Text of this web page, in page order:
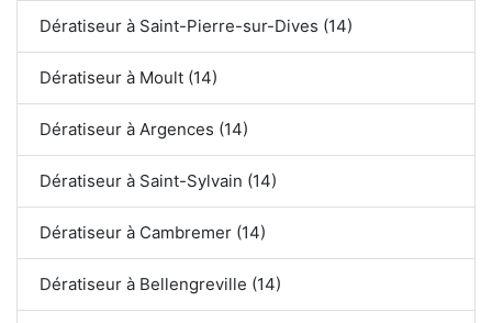
Dératiseur à Saint-Pierre-sur-Dives (14)
Dératiseur à Moult (14)
Dératiseur à Argences (14)
Dératiseur à Saint-Sylvain (14)
Dératiseur à Cambremer (14)
Dératiseur à Bellengreville (14)